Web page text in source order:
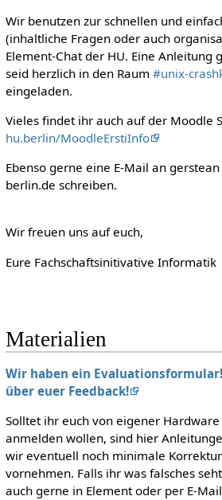
Wir benutzen zur schnellen und
(inhaltliche Fragen oder auch
Element-Chat der HU. Eine Anleitung
seid herzlich in den Raum #unix-
eingeladen.
Vieles findet ihr auch auf der Moodle
hu.berlin/MoodleErstiInfo
Ebenso gerne eine E-Mail an
berlin.de schreiben.
Wir freuen uns auf euch,
Eure Fachschaftsinitivative Informatik
Materialien
Wir haben ein
über euer Feedback!
Solltet ihr euch von eigener
anmelden wollen, sind hier
wir eventuell noch minimale
vornehmen. Falls ihr was falsches
auch gerne in Element oder per E-